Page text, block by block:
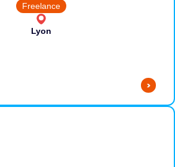
Freelance
Lyon
>